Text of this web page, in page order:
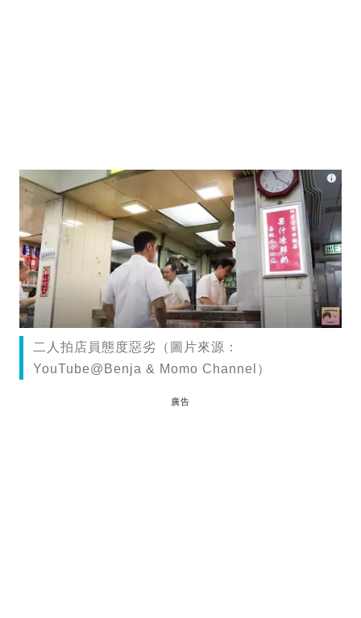
二人拍店員態度惡劣（圖片來源：
YouTube@Benja & Momo Channel）
廣告